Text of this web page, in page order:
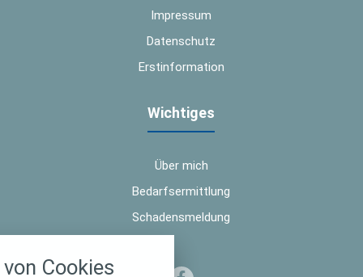
Impressum
Datenschutz
Erstinformation
Wichtiges
Über mich
Bedarfsermittlung
Schadensmeldung
Cookies
alle verwendeten Cookies und